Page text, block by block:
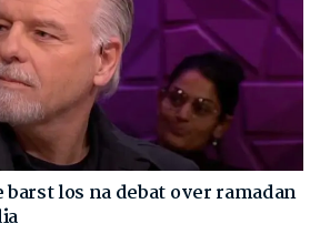
los na debat over ramadan